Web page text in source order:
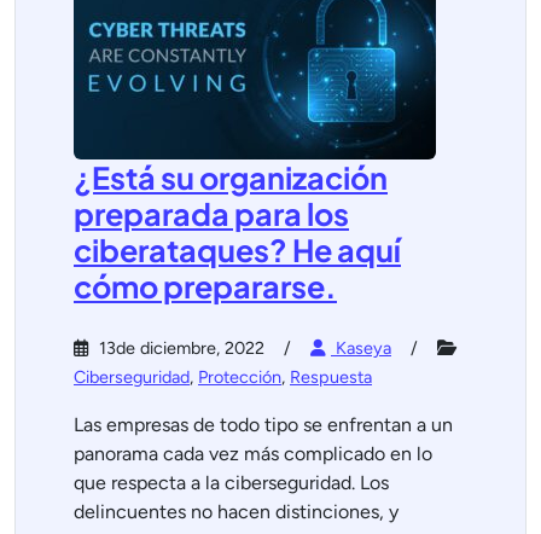
¿Está su organización
preparada para los
ciberataques? He aquí
cómo prepararse.
13de diciembre, 2022
Kaseya
Ciberseguridad, Protección, Respuesta
Las empresas de todo tipo se enfrentan a un
panorama cada vez más complicado en lo
que respecta a la ciberseguridad. Los
delincuentes no hacen distinciones, y